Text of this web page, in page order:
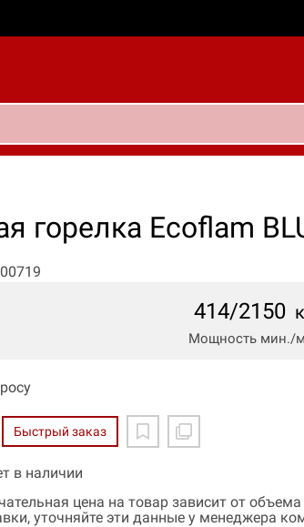
горелка Ecoflam
414/2150
Мощность мин./
Быстрый заказ
в наличии
цена на товар зависит от
уточняйте эти данные у менеджера